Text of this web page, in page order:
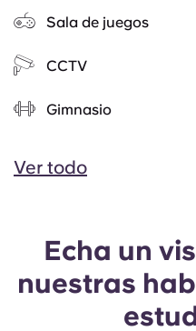
Sala de juegos
CCTV
Gimnasio
Ver todo
Echa un
nuestras